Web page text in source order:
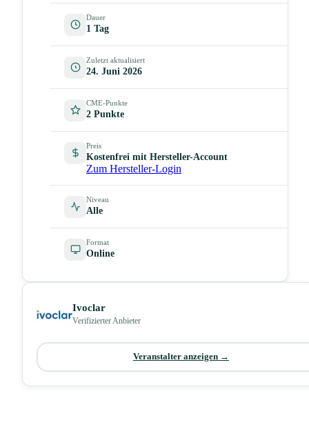
Dauer
1 Tag
Zuletzt aktualisiert
24. Juni 2026
CME-Punkte
2 Punkte
Preis
Kostenfrei mit Hersteller-Account
Zum Hersteller-Login
Niveau
Alle
Format
Online
Ivoclar
Verifizierter Anbieter
Veranstalter anzeigen →